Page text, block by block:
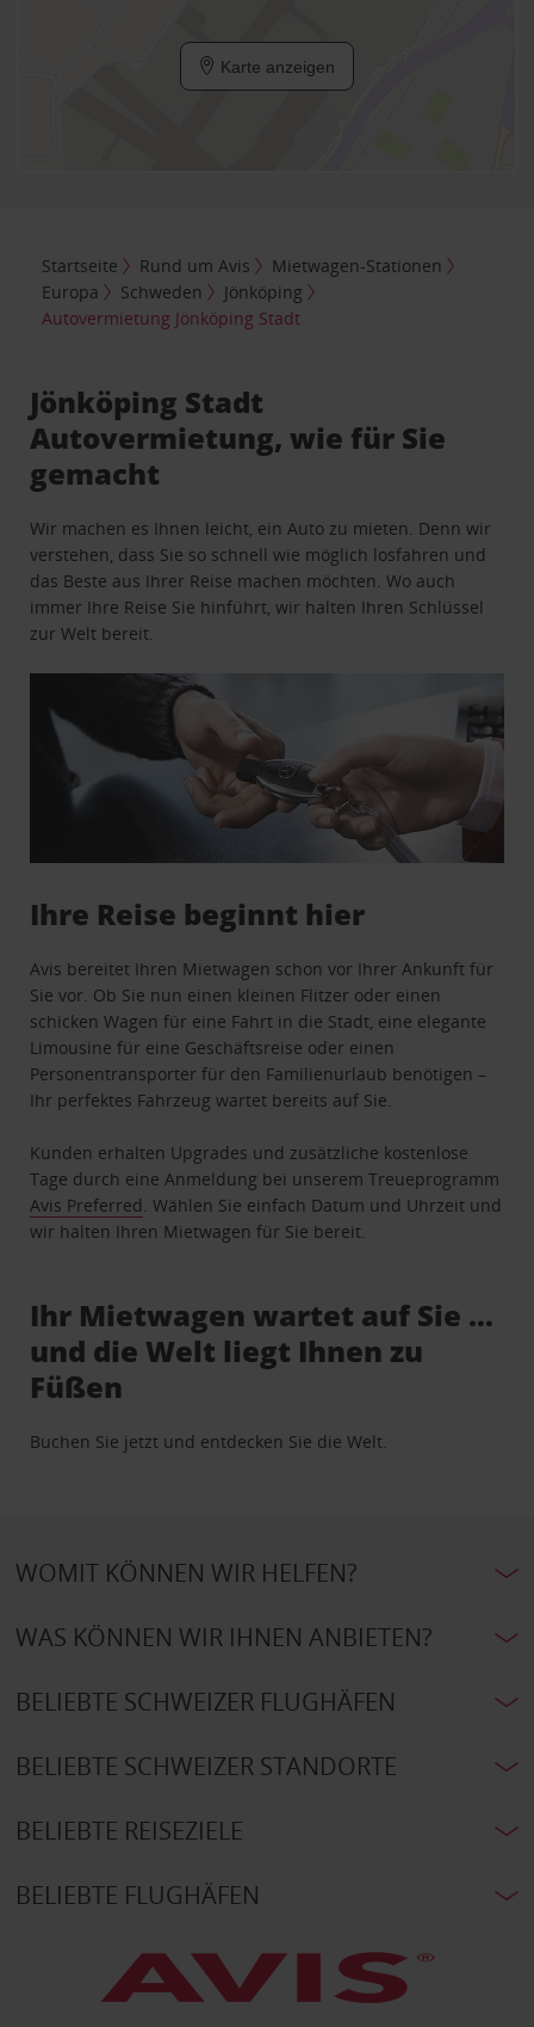
Karte anzeigen
Startseite Rund um Avis
Mietwagen-Stationen
Europa
Schweden
Jönköping
Autovermietung Jönköping Stadt
Jönköping Stadt
Autovermietung, wie für Sie
gemacht
Wir machen es Ihnen leicht, ein Auto zu mieten. Denn wir
verstehen, dass Sie so schnell wie möglich losfahren und
das Beste aus Ihrer Reise machen möchten. Wo auch
immer Ihre Reise Sie hinführt, wir halten Ihren Schlüssel
zur Welt bereit.
Ihre Reise beginnt hier
Avis bereitet Ihren Mietwagen schon vor Ihrer Ankunft für
Sie vor. Ob Sie nun einen kleinen Flitzer oder einen
schicken Wagen für eine Fahrt in die Stadt, eine elegante
Limousine für eine Geschäftsreise oder einen
Personentransporter für den Familienurlaub benötigen –
Ihr perfektes Fahrzeug wartet bereits auf Sie.
Kunden erhalten Upgrades und zusätzliche kostenlose
Tage durch eine Anmeldung bei unserem Treueprogramm
Avis Preferred . Wählen Sie einfach Datum und Uhrzeit und
wir halten Ihren Mietwagen für Sie bereit.
Ihr Mietwagen wartet auf Sie …
und die Welt liegt Ihnen zu
Füßen
Buchen Sie jetzt und entdecken Sie die Welt.
WOMIT KÖNNEN WIR HELFEN?
WAS KÖNNEN WIR IHNEN ANBIETEN?
BELIEBTE SCHWEIZER FLUGHÄFEN
BELIEBTE SCHWEIZER STANDORTE
BELIEBTE REISEZIELE
BELIEBTE FLUGHÄFEN